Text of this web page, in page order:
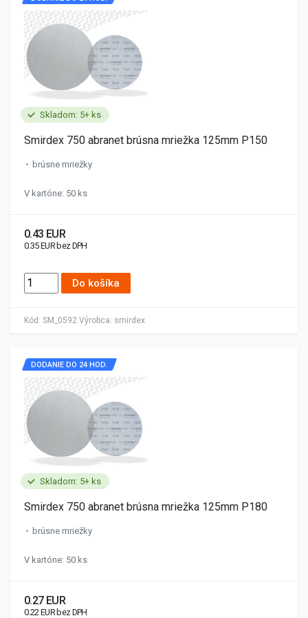
Skladom: 5+ ks
Kód: SM_0592 Výrobca: smirdex
Smirdex 750 abranet brúsna mriežka 125mm P150
brúsne mriežky
V kartóne: 50 ks
0.43 EUR
0.35 EUR bez DPH
Do košíka
Skladom: 5+ ks
DODANIE DO 24 HOD.
Smirdex 750 abranet brúsna mriežka 125mm P180
brúsne mriežky
V kartóne: 50 ks
0.27 EUR
0.22 EUR bez DPH